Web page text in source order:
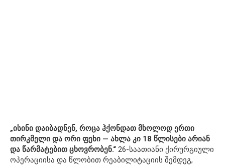
„ისინი დაიბადნენ, როცა ჰქონდათ მხოლოდ ერთი
თირკმელი და ორი ფეხი — ახლა კი 18 წლისები არიან
და წარმატებით ცხოვრობენ.“ 26-საათიანი ქირურგიული
ოპერაციისა და წლობით რეაბილიტაციის შემდეგ,